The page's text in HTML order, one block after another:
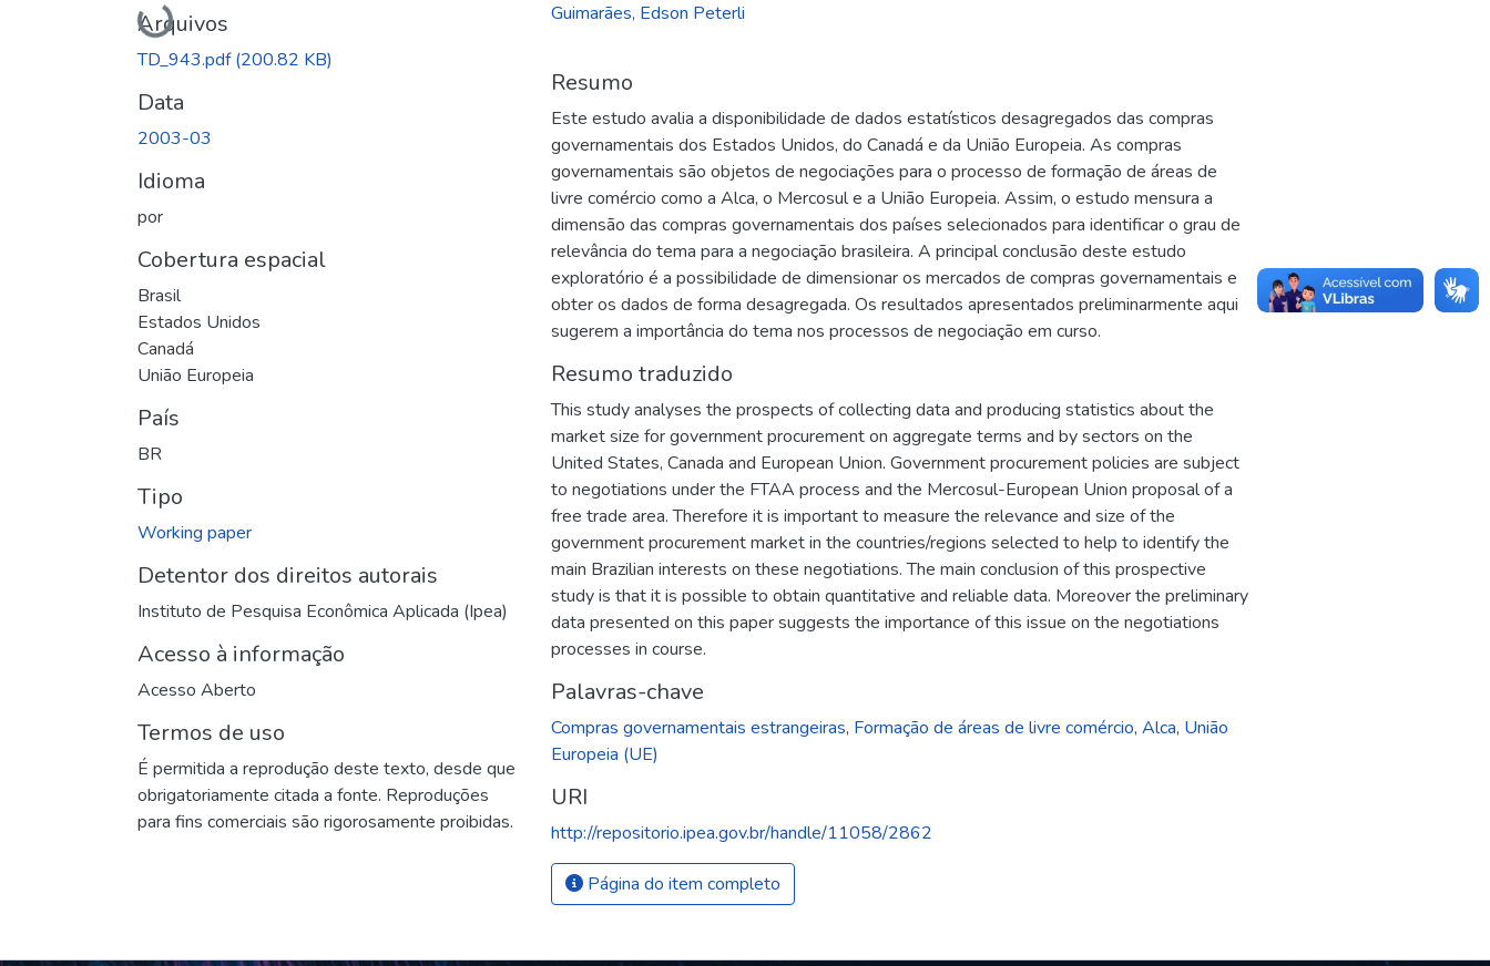
Carregando...
Arquivos
TD_943.pdf(200.82 KB)
Data
2003-03
Idioma
por
Cobertura espacial
Brasil
Estados Unidos
Canadá
União Europeia
País
BR
Tipo
Working paper
Detentor dos direitos autorais
Instituto de Pesquisa Econômica Aplicada (Ipea)
Acesso à informação
Acesso Aberto
Termos de uso
É permitida a reprodução deste texto, desde que
obrigatoriamente citada a fonte. Reproduções
para fins comerciais são rigorosamente proibidas.
Guimarães, Edson Peterli
Resumo
Este estudo avalia a disponibilidade de dados estatísticos desagregados das compras
governamentais dos Estados Unidos, do Canadá e da União Europeia. As compras
governamentais são objetos de negociações para o processo de formação de áreas de
livre comércio como a Alca, o Mercosul e a União Europeia. Assim, o estudo mensura a
dimensão das compras governamentais dos países selecionados para identificar o grau de
relevância do tema para a negociação brasileira. A principal conclusão deste estudo
exploratório é a possibilidade de dimensionar os mercados de compras governamentais e
obter os dados de forma desagregada. Os resultados apresentados preliminarmente aqui
sugerem a importância do tema nos processos de negociação em curso.
Resumo traduzido
This study analyses the prospects of collecting data and producing statistics about the
market size for government procurement on aggregate terms and by sectors on the
United States, Canada and European Union. Government procurement policies are subject
to negotiations under the FTAA process and the Mercosul-European Union proposal of a
free trade area. Therefore it is important to measure the relevance and size of the
government procurement market in the countries/regions selected to help to identify the
main Brazilian interests on these negotiations. The main conclusion of this prospective
study is that it is possible to obtain quantitative and reliable data. Moreover the preliminary
data presented on this paper suggests the importance of this issue on the negotiations
processes in course.
Palavras-chave
Compras governamentais estrangeiras, Formação de áreas de livre comércio,Alca, União
Europeia (UE)
URI
http://repositorio.ipea.gov.br/handle/11058/2862
Página do item completo